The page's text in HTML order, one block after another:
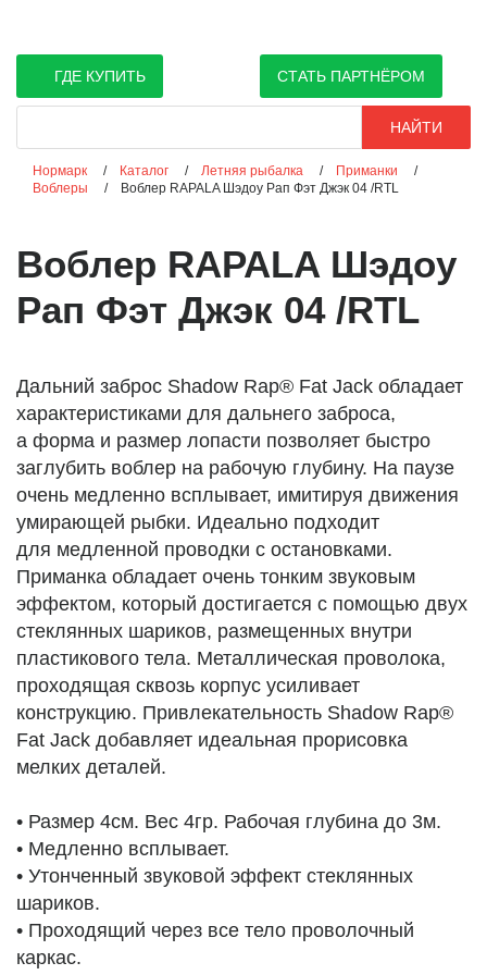
ГДЕ КУПИТЬ СТАТЬ ПАРТНЁРОМ
НАЙТИ
Нормарк Каталог Летняя рыбалка
Приманки
Воблеры
Воблер RAPALA Шэдоу Рап Фэт Джэк 04 /RTL
Воблер RAPALA Шэдоу
Рап Фэт Джэк 04 /RTL
Дальний заброс Shadow Rap® Fat Jack обладает
характеристиками для дальнего заброса,
а форма и размер лопасти позволяет быстро
заглубить воблер на рабочую глубину. На паузе
очень медленно всплывает, имитируя движения
умирающей рыбки. Идеально подходит
для медленной проводки с остановками.
Приманка обладает очень тонким звуковым
эффектом, который достигается с помощью двух
стеклянных шариков, размещенных внутри
пластикового тела. Металлическая проволока,
проходящая сквозь корпус усиливает
конструкцию. Привлекательность Shadow Rap®
Fat Jack добавляет идеальная прорисовка
мелких деталей.
• Размер 4см. Вес 4гр. Рабочая глубина до 3м.
• Медленно всплывает.
• Утонченный звуковой эффект стеклянных
шариков.
• Проходящий через все тело проволочный
каркас.